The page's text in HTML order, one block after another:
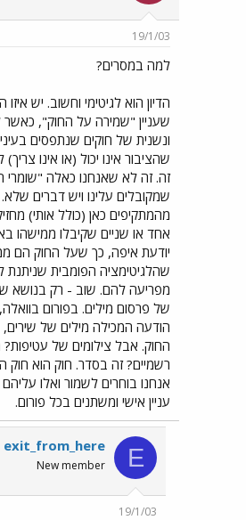
19/1/03
למה במסרים?
הדיון הוא לגיטימי וחשוב. יש
שעניין "שמירה על החוק",
ונשנית של חוקים שנתפסים
שהציבור אינו יכול (או אינו
זה. זה לא שאנחנו כאלה
שמקובלים עלינו ויש דברים
מהמתקיפים כאן (כולל אותי)
אחד או שניים שקיבלו ממישהו
יודעת איפה, כך שעל החוק הם
שהלגיטימציה הפומבית שניתנת
מפריעה להם. שוב - רק בנושא
של פרסום מילים. בפורום
הודעה המכילה מילים של
החוק. אבל צילומים של עטיפות?
רשמיים? זה בסדר. חוק הוא חוק
אנחנו בוחרים לשמור ואלו
עניין אישי ומשתנים בכל פורום.
E
exit_from_here
New member
19/1/03